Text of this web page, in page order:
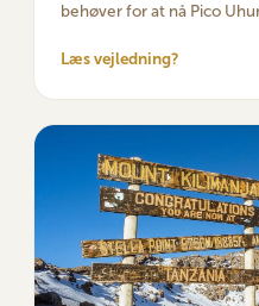
behøver for at nå Pico
Læs vejledning?